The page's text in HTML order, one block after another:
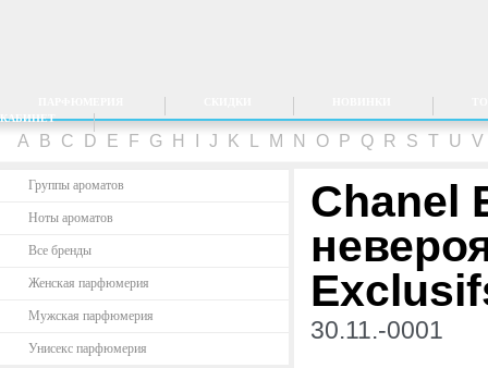
КАБИНЕТ
A B C D E F G H J K M N O P Q R S T U V
Группы ароматов
Ноты ароматов
Все бренды
Женская парфюмерия
Мужская парфюмерия
Унисекс парфюмерия
Chanel
30.11.-0001